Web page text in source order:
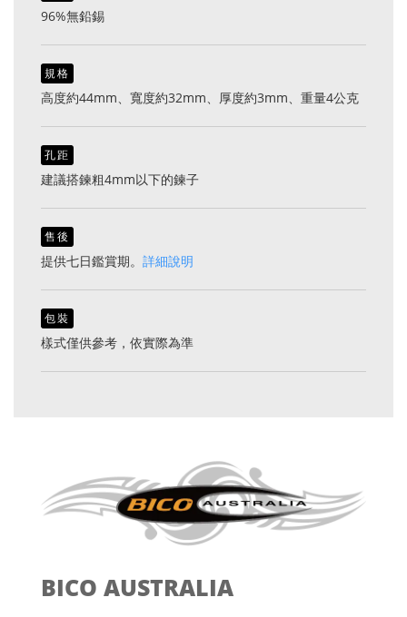
96%無鉛錫
規格
高度約44mm、寬度約32mm、厚度約3mm、重量4公克
孔距
建議搭鍊粗4mm以下的鍊子
售後
提供七日鑑賞期。 詳細說明
包裝
樣式僅供參考，依實際為準
BICO AUSTRALIA